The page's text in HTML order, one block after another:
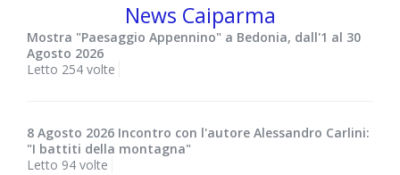
News Caiparma
Mostra "Paesaggio Appennino" a Bedonia, dall'1 al 30
Agosto 2026
Letto 254 volte
8 Agosto 2026 Incontro con l'autore Alessandro Carlini:
"I battiti della montagna"
Letto 94 volte